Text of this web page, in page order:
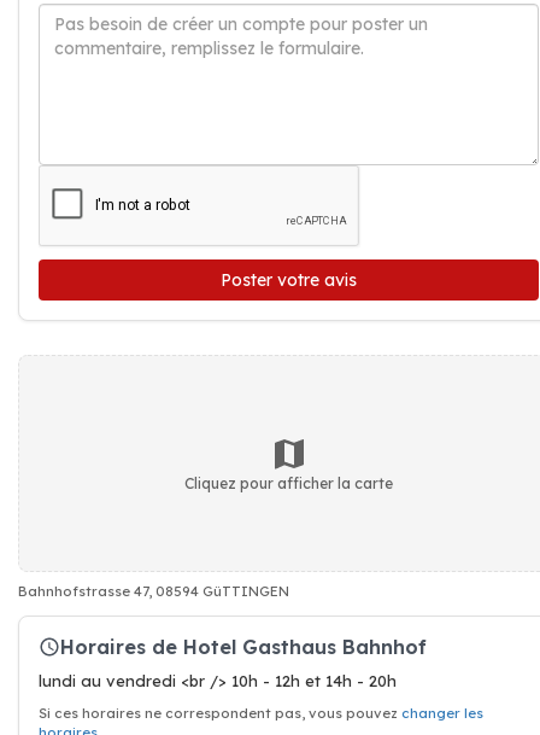
Poster votre avis
Cliquez pour afficher la carte
Bahnhofstrasse 47, 08594 GüTTINGEN
Horaires de Hotel Gasthaus Bahnhof
lundi au vendredi <br /> 10h - 12h et 14h - 20h
Si ces horaires ne correspondent pas, vous pouvez changer les